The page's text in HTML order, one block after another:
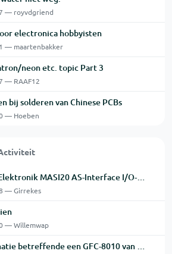
— royvdgriend
electronica hobbyisten
— maartenbakker
neon etc. topic Part 3
— RAAF12
bij solderen van Chinese PCBs
— Hoeben
AS-i bus Murr Elektronik MASI20 AS-Interface I/O-module 56440
— Girrekes
— Willemwap
Service informatie betreffende een GFC-8010 van GW